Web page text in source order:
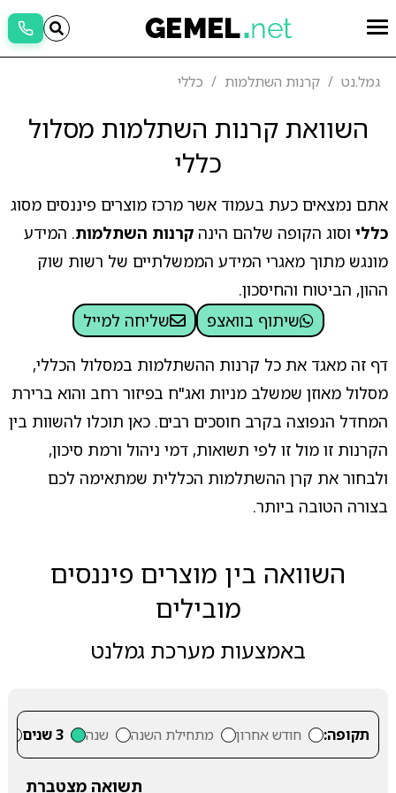
גמל.נט קרנות השתלמות כללי
השוואת קרנות השתלמות מסלול
כללי
אתם נמצאים כעת בעמוד אשר מרכז מוצרים פיננסים מסוג
כלליוסוג הקופה שלהם הינה קרנות השתלמות. המידע
מונגש מתוך מאגרי המידע הממשלתיים של רשות שוק
ההון, הביטוח והחיסכון.
שיתוף בוואצפ
שליחה למייל
דף זה מאגד את כל קרנות ההשתלמות במסלול הכללי,
מסלול מאוזן שמשלב מניות ואג"ח בפיזור רחב והוא ברירת
המחדל הנפוצה בקרב חוסכים רבים. כאן תוכלו להשוות בין
הקרנות זו מול זו לפי תשואות, דמי ניהול ורמת סיכון,
ולבחור את קרן ההשתלמות הכללית שמתאימה לכם
בצורה הטובה ביותר.
השוואה בין מוצרים פיננסים
מובילים
באמצעות מערכת גמלנט
תקופה: חודש אחרון מתחילת השנה שנה 3 שנים
תשואה מצטברת